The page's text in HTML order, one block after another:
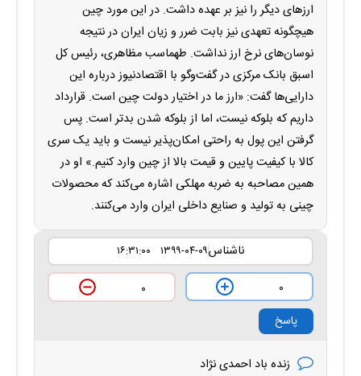
ارزهای دیگر را نیز بر عهده داشت. در این مورد چین
هیچگونه تعهدی نیز بابت ضرر و زیان ایران در نتیجه
نوسان‌های نرخ ارز نداشت. طهماسب مظاهری، رئیس کل
اسبق بانک مرکزی در گفت‌و‌گو با اقتصادنیوز درباره این
دارایی‌ها گفت: «ارز ما در اختیار دولت چین است. قرارداد
داریم که بلوکه نیست، اما از بلوکه شدن بدتر است. پس
گرفتن این پول به راحتی امکان‌پذیر نیست و باید یک سری
کالا با کیفیت پایین و قیمت بالا از چین وارد کنیم.» او در
همین مصاحبه به ضربه مهلکی اشاره می‌کند که محصولات
چینی به تولید و صنایع داخلی ایران وارد می‌کنند.
ناشناس۱۳۹۹-۰۴-۰۹ ۱۶:۳۱:۰۰
۰
۰
پاسخ
زنده باد احمدی نژاد